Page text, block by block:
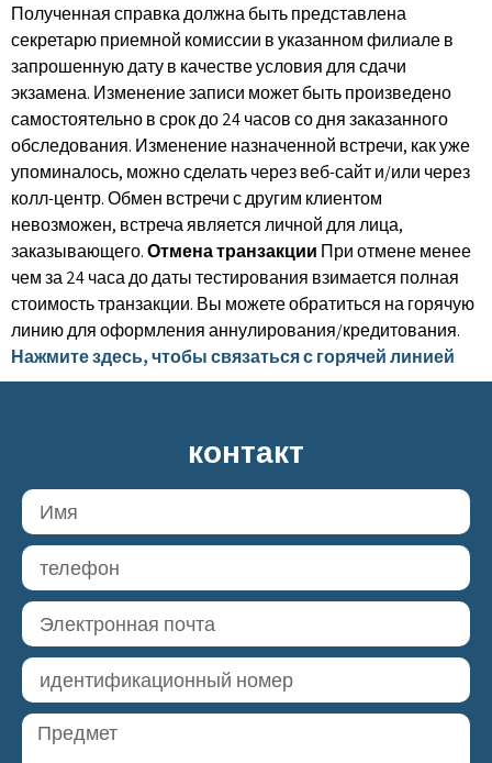
Полученная справка должна быть представлена ​​
секретарю приемной комиссии в указанном филиале в
запрошенную дату в качестве условия для сдачи
экзамена. Изменение записи может быть произведено
самостоятельно в срок до 24 часов со дня заказанного
обследования. Изменение назначенной встречи, как уже
упоминалось, можно сделать через веб-сайт и/или через
колл-центр. Обмен встречи с другим клиентом
невозможен, встреча является личной для лица,
заказывающего.Отмена транзакции При отмене менее
чем за 24 часа до даты тестирования взимается полная
стоимость транзакции. Вы можете обратиться на горячую
линию для оформления аннулирования/кредитования.
Нажмите здесь, чтобы связаться с горячей линией
контакт